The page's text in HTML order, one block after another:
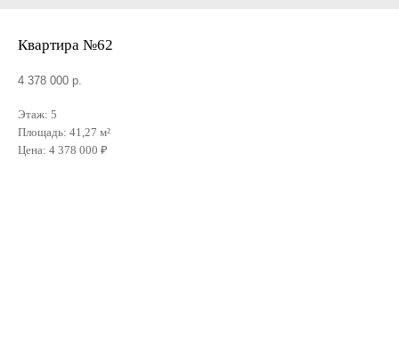
Квартира №62
4 378 000 р.
Этаж: 5
Площадь: 41,27 м²
Цена: 4 378 000 ₽